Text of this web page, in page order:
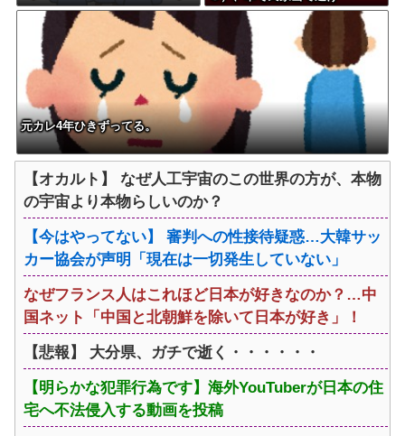
元カレ4年ひきずってる。
【オカルト】 なぜ人工宇宙のこの世界の方が、本物
の宇宙より本物らしいのか？
【今はやってない】 審判への性接待疑惑…大韓サッ
カー協会が声明「現在は一切発生していない」
なぜフランス人はこれほど日本が好きなのか？…中
国ネット「中国と北朝鮮を除いて日本が好き」！
【悲報】 大分県、ガチで逝く・・・・・・
【明らかな犯罪行為です】海外YouTuberが日本の住
宅へ不法侵入する動画を投稿